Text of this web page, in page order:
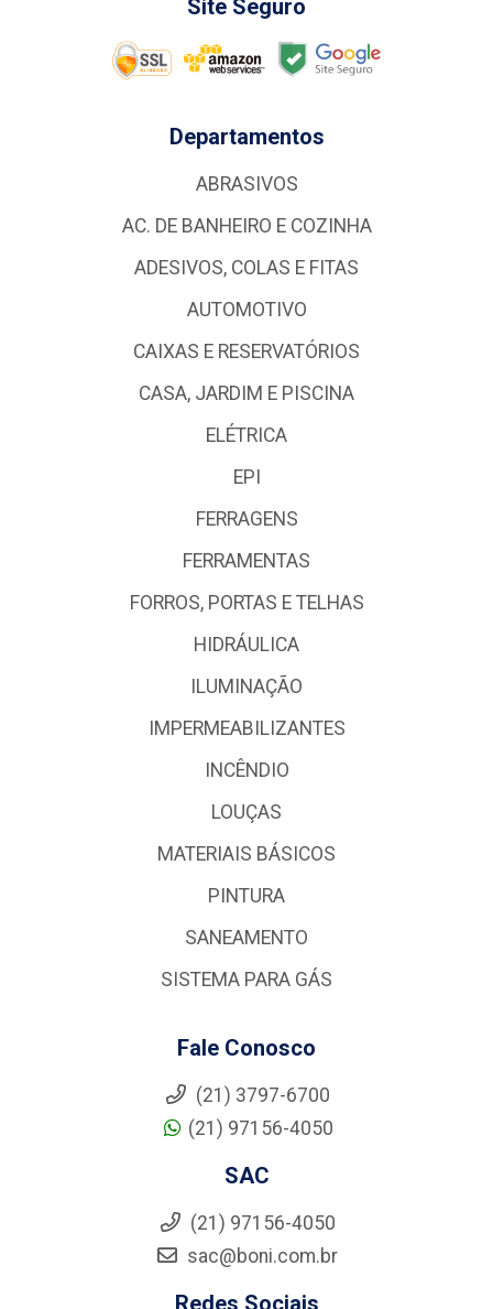
Site Seguro
Departamentos
ABRASIVOS
AC. DE BANHEIRO E COZINHA
ADESIVOS, COLAS E FITAS
AUTOMOTIVO
CAIXAS E RESERVATÓRIOS
CASA, JARDIM E PISCINA
ELÉTRICA
EPI
FERRAGENS
FERRAMENTAS
FORROS, PORTAS E TELHAS
HIDRÁULICA
ILUMINAÇÃO
IMPERMEABILIZANTES
INCÊNDIO
LOUÇAS
MATERIAIS BÁSICOS
PINTURA
SANEAMENTO
SISTEMA PARA GÁS
Fale Conosco
(21) 3797-6700
(21) 97156-4050
SAC
(21) 97156-4050
sac@boni.com.br
Redes Sociais